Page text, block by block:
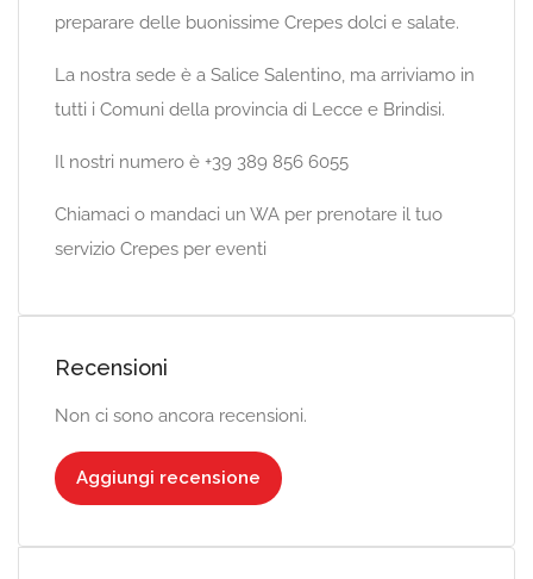
preparare delle buonissime Crepes dolci e salate.
La nostra sede è a Salice Salentino, ma arriviamo in
tutti i Comuni della provincia di Lecce e Brindisi.
Il nostri numero è +39 389 856 6055
Chiamaci o mandaci un WA per prenotare il tuo
servizio Crepes per eventi
Recensioni
Non ci sono ancora recensioni.
Aggiungi recensione